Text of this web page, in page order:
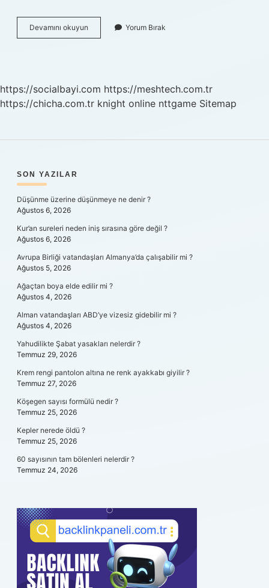
Devamını okuyun
Antikor
Yorum Bırak
https://socialbayi.com https://meshtech.com.tr
https://chicha.com.tr knight online nttgame Sitemap
SIDEBAR
SON YAZILAR
Düşünme üzerine düşünmeye ne denir ?
Ağustos 6, 2026
Kur’an sureleri neden iniş sırasına göre değil ?
Ağustos 6, 2026
Avrupa Birliği vatandaşları Almanya’da çalışabilir mi ?
Ağustos 5, 2026
Ağaçtan boya elde edilir mi ?
Ağustos 4, 2026
Alman vatandaşları ABD’ye vizesiz gidebilir mi ?
Ağustos 4, 2026
Yahudilikte Şabat yasakları nelerdir ?
Temmuz 29, 2026
Krem rengi pantolon altına ne renk ayakkabı giyilir ?
Temmuz 27, 2026
Köşegen sayısı formülü nedir ?
Temmuz 25, 2026
Kepler nerede öldü ?
Temmuz 25, 2026
60 sayısının tam bölenleri nelerdir ?
Temmuz 24, 2026